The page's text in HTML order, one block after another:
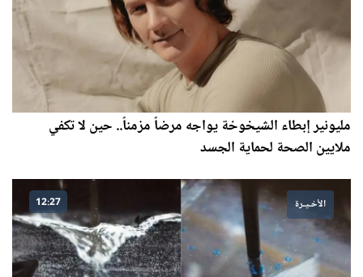
مليونير إبطاء الشيخوخة يواجه مرضاً مزمناً.. حين لا تكفي
ملايين الصحة لحماية الجسد
الأخـيـرة 12:27